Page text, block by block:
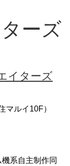
ーズ
イターズ
マルイ10F）
系自主制作同